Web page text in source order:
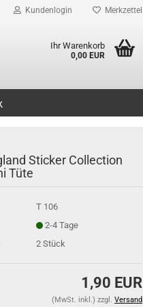
Kundenlogin Merkzettel
Ihr Warenkorb
0,00 EUR
Sticker Collection
Tüte
T 106
2-4 Tage
2 Stück
1,90 EUR
(MwSt. inkl.) zzgl. Versand